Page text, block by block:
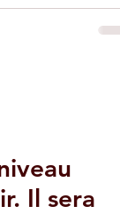
Il sera